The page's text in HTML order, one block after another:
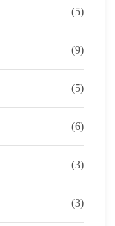
(5)
(9)
(5)
(6)
(3)
(3)